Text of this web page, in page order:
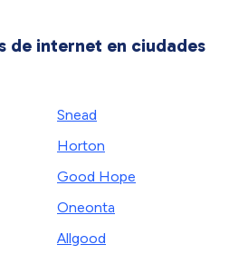
de internet en ciudades
Snead
Horton
Good Hope
Oneonta
Allgood